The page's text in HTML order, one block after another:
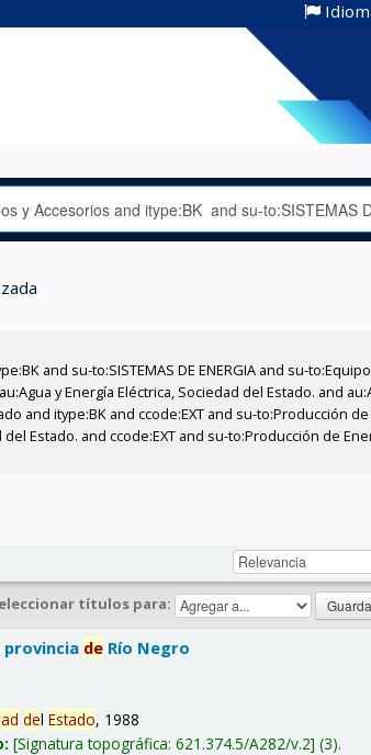
and su-to:SISTEMAS DE ENERGIA and su-
y Energía Eléctrica, Sociedad del Estado. and
and itype:BK and ccode:EXT and su-to:Producción
Estado. and ccode:EXT and su-to:Producción de
títulos para:
de Río Negro
delEstado, 1988
Signatura topográfica:621.374.5/A282/v.2 (3).